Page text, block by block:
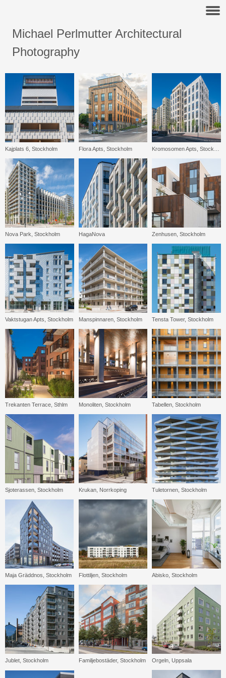
Michael Perlmutter Architectural
Photography
Kajplats 6, Stockholm Flora Apts, Stockholm
Nova Park, Stockholm HagaNova Zenhusen, Stockholm
Vaktstugan Apts, Stockholm Manspinnaren, Stockholm Tensta Tower, Stockholm
Trekanten Terrace, Sthlm Monoliten, Stockholm Tabellen, Stockholm
Sjoterassen, Stockholm Krukan, Norrkoping Tuletornen, Stockholm
Maja Gräddnos, Stockholm Flottiljen, Stockholm Abisko, Stockholm
Jublet, Stockholm Familjebostäder, Stockholm Orgeln, Uppsala